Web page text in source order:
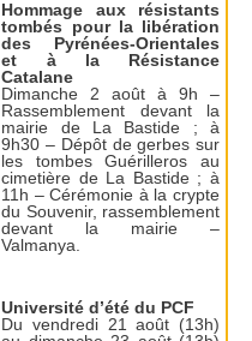
Hommage aux résistants
tombés pour la libération
des Pyrénées-Orientales
et à la Résistance
Catalane
Dimanche 2 août à 9h –
Rassemblement devant la
mairie de La Bastide ; à
9h30 – Dépôt de gerbes sur
les tombes Guérilleros au
cimetière de La Bastide ; à
11h – Cérémonie à la crypte
du Souvenir, rassemblement
devant la mairie –
Valmanya.
Université d’été du PCF
Du vendredi 21 août (13h)